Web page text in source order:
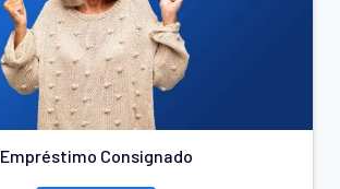
Empréstimo Consignado